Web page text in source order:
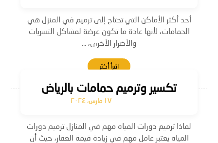
أحد أكثر الأماكن التي تحتاج إلى ترميم في المنزل هي
الحمامات، لأنها عادة ما تكون عرضة لمشاكل التسربات
والأضرار الأخرى، ...
اقرأ أكثر
تكسير وترميم حمامات بالرياض
١٧ مارس، ٢٠٢٤
لماذا ترميم دورات المياه مهم في المنازل ترميم دورات
المياه يعتبر عامل مهم في زيادة قيمة العقار، حيث أن